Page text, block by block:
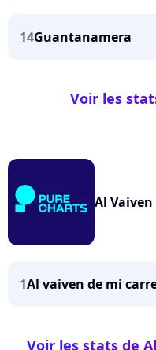
14Guantanamera
Voir les
Al
1Al vaiven de mi
Voir les stats de